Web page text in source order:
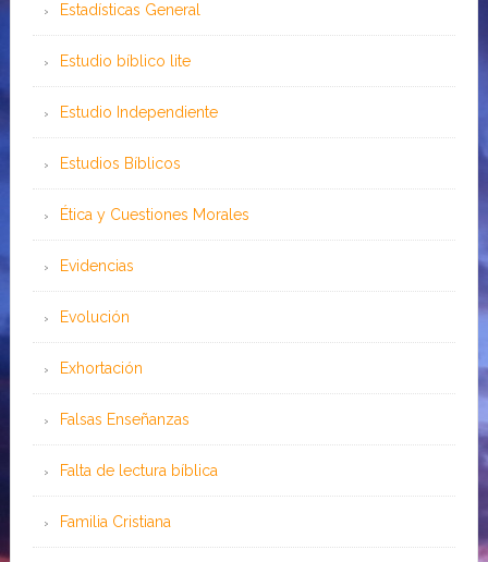
Estadísticas General
Estudio bíblico lite
Estudio Independiente
Estudios Bíblicos
Ética y Cuestiones Morales
Evidencias
Evolución
Exhortación
Falsas Enseñanzas
Falta de lectura bíblica
Familia Cristiana